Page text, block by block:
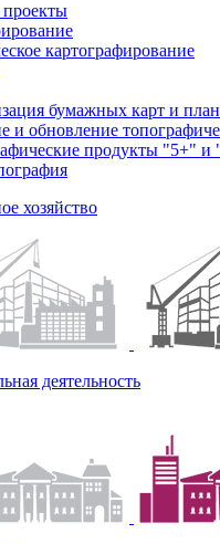
проекты
картографирование
бумажных карт и
и обновление
продукты "5+" и
хозяйство
деятельность